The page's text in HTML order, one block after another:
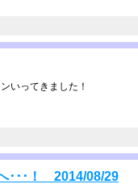
いってきました！
･･･！ 2014/08/29